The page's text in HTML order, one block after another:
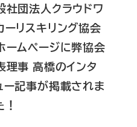
社団法人クラウドワ
ーリスキリング協会
ームページに弊協会
理事 高橋のインタ
ー記事が掲載されま
！